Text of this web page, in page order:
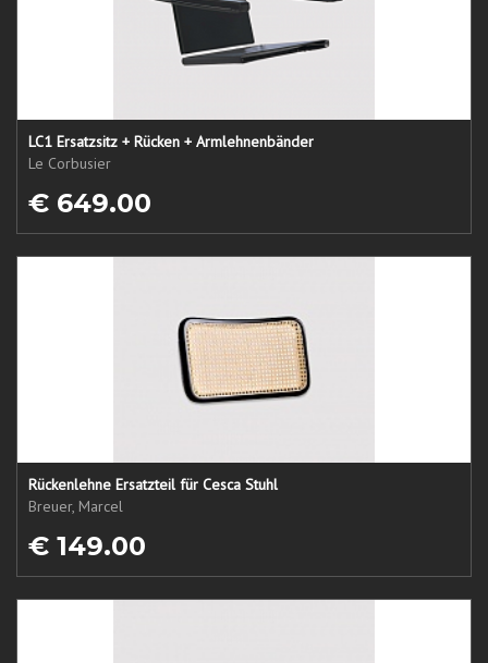
LC1 Ersatzsitz + Rücken + Armlehnenbänder
Le Corbusier
€ 649.00
Rückenlehne Ersatzteil für Cesca Stuhl
Breuer, Marcel
€ 149.00